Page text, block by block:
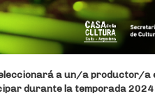
a un/a productor/
durante la temporada 2024